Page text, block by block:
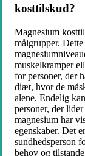
kosttilskud?
Magnesium
målgrupper.
muskelkramper
for personer, der
diæt, hvor de
alene. Endelig
personer, der
magnesium har
egenskaber. Det
sundhedsperson
behov og